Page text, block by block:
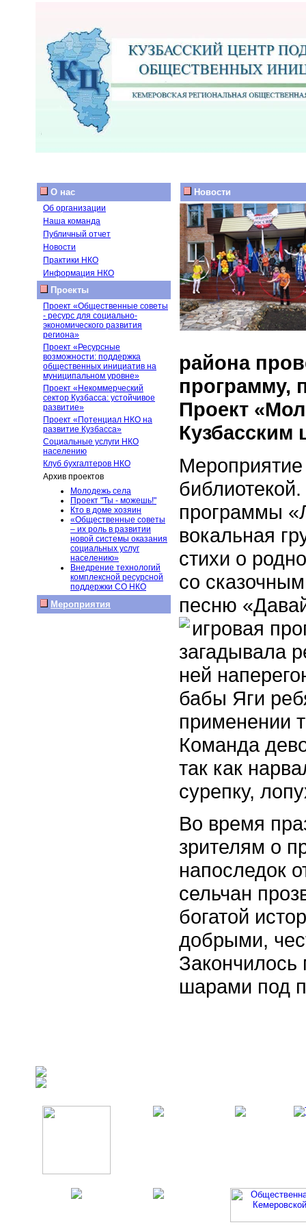
О нас
Об организации
Наша команда
Публичный отчет
Новости
Практики НКО
Информация НКО
Проекты
Проект «Общественные советы
- ресурс для социально-
экономического развития
региона»
Проект «Ресурсные
возможности: поддержка
общественных инициатив на
муниципальном уровне»
Проект «Некоммерческий
сектор Кузбасса: устойчивое
развитие»
Проект «Потенциал НКО на
развитие Кузбасса»
Социальные услуги НКО
населению
Клуб бухгалтеров НКО
Архив проектов
Молодежь села
Проект "Ты - можешь!"
Кто в доме хозяин
«Общественные советы
– их роль в развитии
новой системы оказания
социальных услуг
населению»
Внедрение технологий
комплексной ресурсной
поддержки СО НКО
Мероприятия
Новости
района
программу,
Проект
Кузбасским
программы
вокальная
стихи о
со
песню
игровая
загадывала
ней
бабы Яги
применении
Команда
так как
сурепку,
Во время
зрителям о
напоследок
сельчан
богатой
добрыми,
шарами под